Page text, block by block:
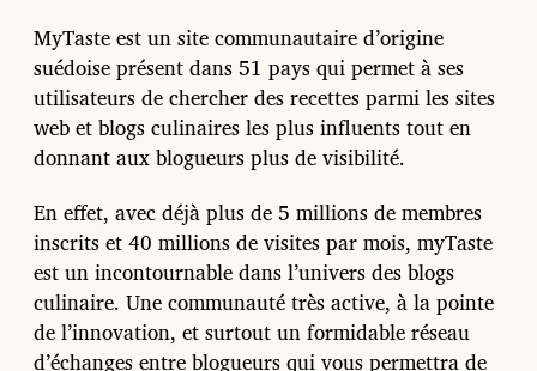
MyTaste est un site communautaire d’origine
suédoise présent dans 51 pays qui permet à ses
utilisateurs de chercher des recettes parmi les sites
web et blogs culinaires les plus influents tout en
donnant aux blogueurs plus de visibilité.
En effet, avec déjà plus de 5 millions de membres
inscrits et 40 millions de visites par mois, myTaste
est un incontournable dans l’univers des blogs
culinaire. Une communauté très active, à la pointe
de l’innovation, et surtout un formidable réseau
d’échanges entre blogueurs qui vous permettra de